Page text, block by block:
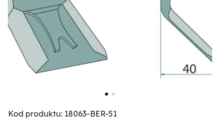
Kod produktu: 18063-BER-51